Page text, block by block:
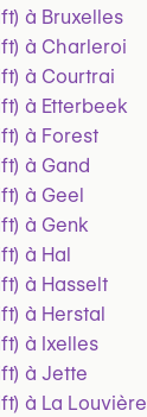
à Bruxelles
à Charleroi
à Courtrai
à Etterbeek
à Forest
à Gand
à Geel
à Genk
à Hal
à Hasselt
à Herstal
à Ixelles
à Jette
à La Louvière